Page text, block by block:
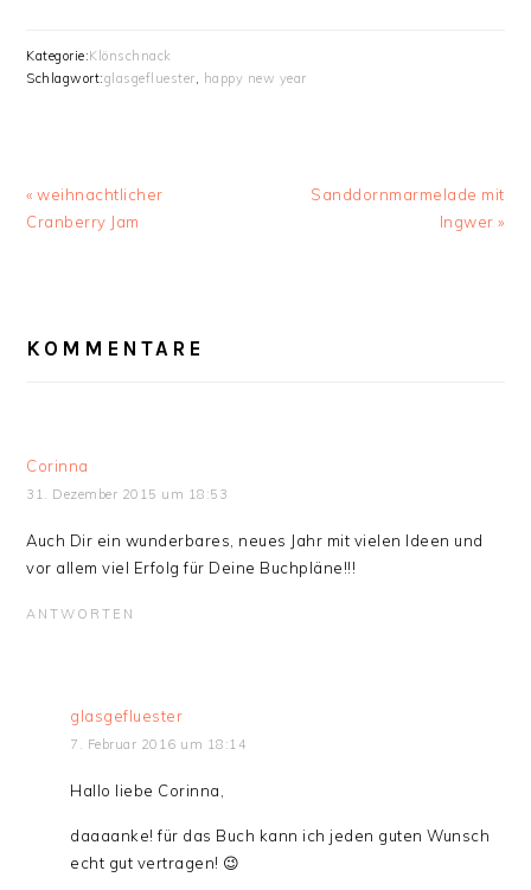
Kategorie:Klönschnack
Schlagwort:glasgefluester, happy new year
Vorheriger
Beitrag:
« weihnachtlicher
Cranberry Jam
Nächster
Sanddornmarmelade mit
Ingwer »
INTERAKTIONEN
KOMMENTARE
Corinna
31. Dezember 2015 um 18:53
Auch Dir ein wunderbares, neues Jahr mit vielen Ideen und
vor allem viel Erfolg für Deine Buchpläne!!!
ANTWORTEN
glasgefluester
7. Februar 2016 um 18:14
Hallo liebe Corinna,
daaaanke! für das Buch kann ich jeden guten Wunsch
echt gut vertragen! 😉